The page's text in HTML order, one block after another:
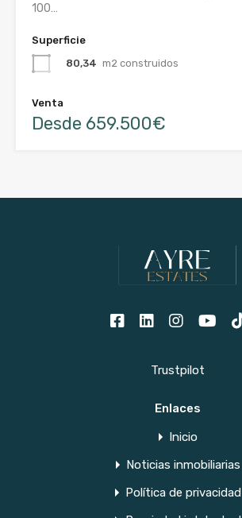
100…
Superficie
80,34 m2 construidos
Venta
Desde 659.500€
Trustpilot
Enlaces
Inicio
Noticias inmobiliarias
Política de privacidad